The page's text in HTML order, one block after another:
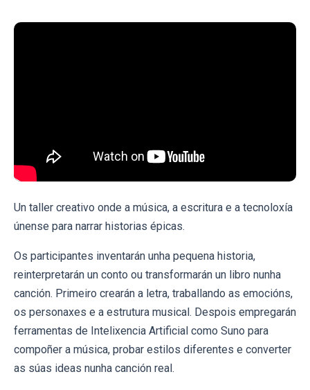
Un taller creativo onde a música, a escritura e a tecnoloxía
únense para narrar historias épicas.
Os participantes inventarán unha pequena historia,
reinterpretarán un conto ou transformarán un libro nunha
canción. Primeiro crearán a letra, traballando as emocións,
os personaxes e a estrutura musical. Despois empregarán
ferramentas de Intelixencia Artificial como Suno para
compoñer a música, probar estilos diferentes e converter
as súas ideas nunha canción real.